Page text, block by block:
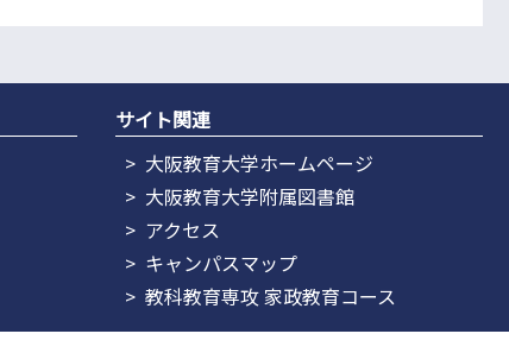
サイト関連
大阪教育大学ホームページ
大阪教育大学附属図書館
アクセス
キャンパスマップ
教科教育専攻 家政教育コース